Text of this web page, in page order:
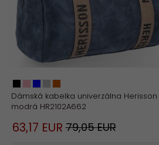
Dámská kabelka univerzálna Herisson
modrá HR2102A662
63,17 EUR 79,05 EUR